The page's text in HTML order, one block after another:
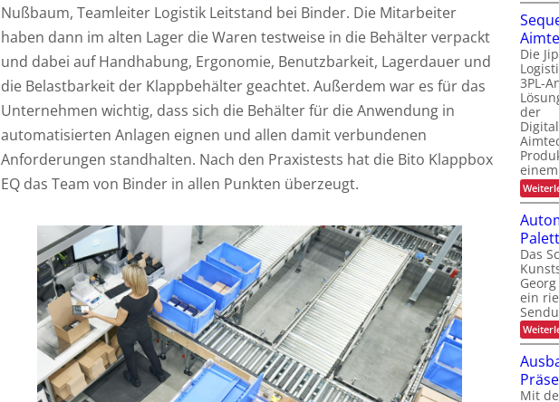
Nußbaum, Teamleiter Logistik Leitstand bei Binder. Die Mitarbeiter
haben dann im alten Lager die Waren testweise in die Behälter verpackt
und dabei auf Handhabung, Ergonomie, Benutzbarkeit, Lagerdauer und
die Belastbarkeit der Klappbehälter geachtet. Außerdem war es für das
Unternehmen wichtig, dass sich die Behälter für die Anwendung in
automatisierten Anlagen eignen und allen damit verbundenen
Anforderungen standhalten. Nach den Praxistests hat die Bito Klappbox
EQ das Team von Binder in allen Punkten überzeugt.
Die
3PL-
der
Das
ein
Mit